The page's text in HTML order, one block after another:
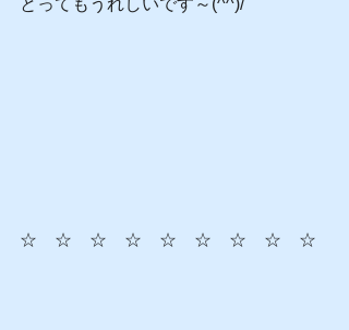
とってもうれしいです～(^^)/
☆　☆　☆　☆　☆　☆　☆　☆　☆